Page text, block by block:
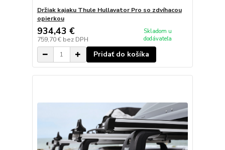
Držiak kajaku Thule Hullavator Pro so zdvíhacou
opierkou
934,43 €
759,70 € bez DPH
Skladom u
dodávateľa
Pridať do košíka